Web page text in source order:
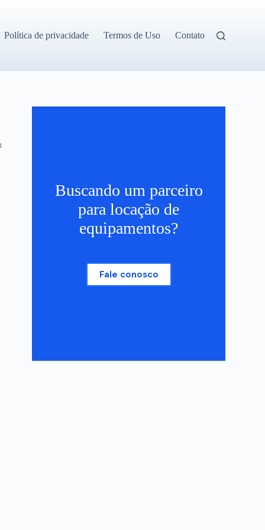
Política de privacidade Termos de Uso Contato
Buscando um parceiro
para locação de
equipamentos?
Fale conosco